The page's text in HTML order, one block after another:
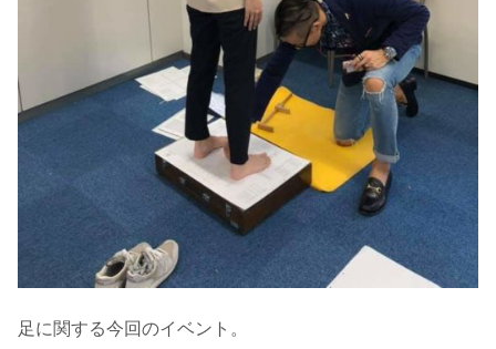
足に関する今回のイベント。